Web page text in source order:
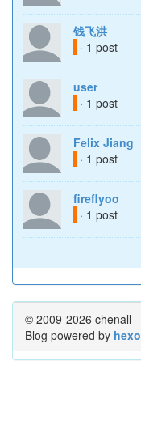
钱飞洪
· 1 post
user
· 1 post
Felix Jiang
· 1 post
fireflyoo
· 1 post
© 2009-2026 chenall
Blog powered by hexo